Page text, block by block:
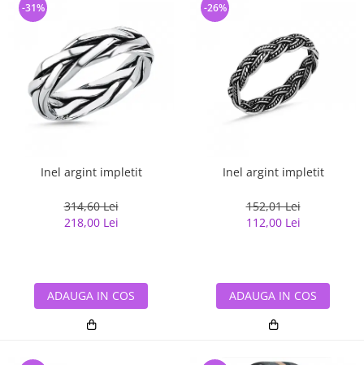
Inel argint impletit
314,60 Lei
218,00 Lei
-31%
ADAUGA IN COS
Inel argint impletit
152,01 Lei
112,00 Lei
-26%
ADAUGA IN COS